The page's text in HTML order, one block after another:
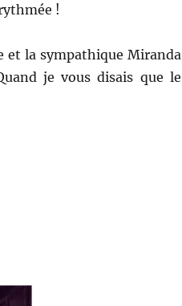
!
et la sympathique Miranda
je vous disais que le